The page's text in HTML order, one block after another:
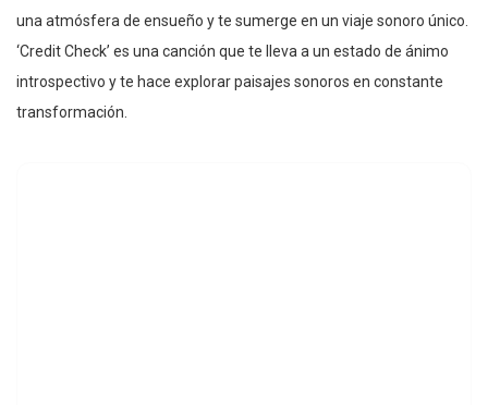
una atmósfera de ensueño y te sumerge en un viaje sonoro único.
‘Credit Check’ es una canción que te lleva a un estado de ánimo
introspectivo y te hace explorar paisajes sonoros en constante
transformación.